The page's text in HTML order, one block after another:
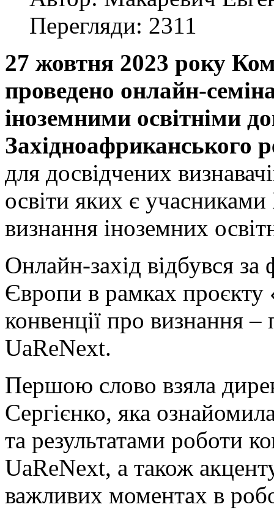
Перегляди: 2311
27 жовтня 2023 року
проведено онлайн-
іноземними освітніми
Західноафриканського
для досвідчених
освіти яких є учасниками
визнання іноземних
Онлайн-захід відбувся
Європи в рамках проєкту
конвенції про визнання
UaReNext.
Першою слово взяла
Сергієнко, яка
та результатами роботи
UaReNext, а також
важливих моментах в